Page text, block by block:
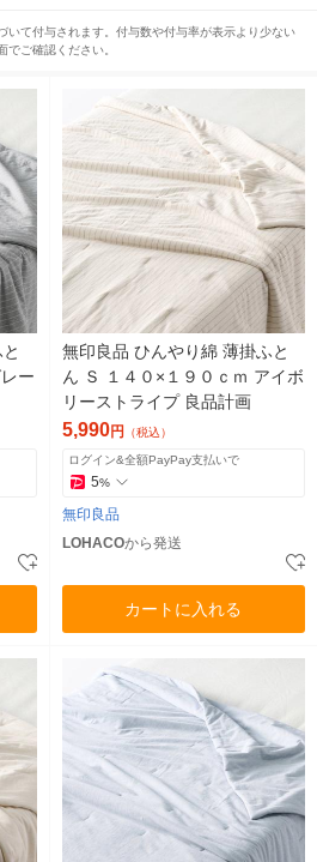
いて付与されます。付与数や付与率が表示より少ない
ご確認ください。
ー
無印良品 ひんやり綿 薄掛ふと
ん Ｓ １４０×１９０ｃｍ アイボ
リーストライプ 良品計画
5,990円 （税込）
ログイン&全額PayPay支払いで
5%
無印良品
LOHACOから発送
カートに入れる